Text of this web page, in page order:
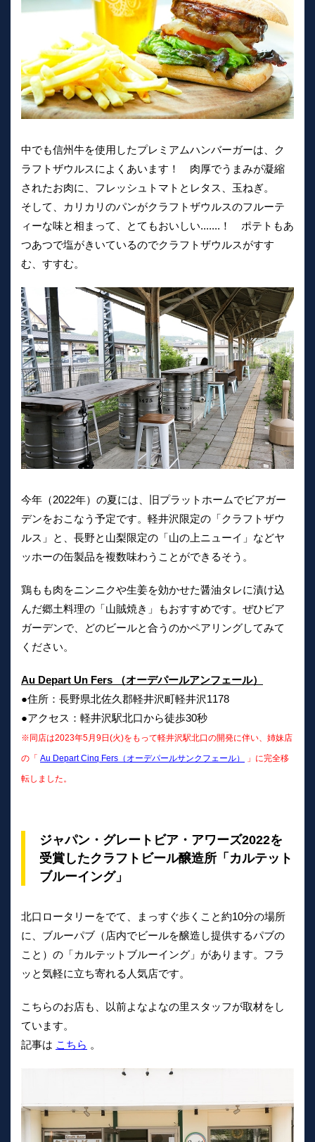
中でも信州牛を使用したプレミアムハンバーガーは、ク
ラフトザウルスによくあいます！ 肉厚でうまみが凝縮
されたお肉に、フレッシュトマトとレタス、玉ねぎ。
そして、カリカリのパンがクラフトザウルスのフルーテ
ィーな味と相まって、とてもおいしい.......！ ポテトもあ
つあつで塩がきいているのでクラフトザウルスがすす
む、すすむ。
今年（2022年）の夏には、旧プラットホームでビアガー
デンをおこなう予定です。軽井沢限定の「クラフトザウ
ルス」と、長野と山梨限定の「山の上ニューイ」などヤ
ッホーの缶製品を複数味わうことができるそう。
鶏もも肉をニンニクや生姜を効かせた醤油タレに漬け込
んだ郷土料理の「山賊焼き」もおすすめです。ぜひビア
ガーデンで、どのビールと合うのかペアリングしてみて
ください。
Au Depart Un Fers （オーデパールアンフェール）
●住所：長野県北佐久郡軽井沢町軽井沢1178
●アクセス：軽井沢駅北口から徒歩30秒
※同店は2023年5月9日(火)をもって軽井沢駅北口の開発に伴い、姉妹店
の「 Au Depart Cinq Fers（オーデパールサンクフェール） 」に完全移
転しました。
ジャパン・グレートビア・アワーズ2022を
受賞したクラフトビール醸造所「カルテット
ブルーイング」
北口ロータリーをでて、まっすぐ歩くこと約10分の場所
に、ブルーパブ（店内でビールを醸造し提供するパブの
こと）の「カルテットブルーイング」があります。フラ
ッと気軽に立ち寄れる人気店です。
こちらのお店も、以前よなよなの里スタッフが取材をし
ています。
記事は こちら 。